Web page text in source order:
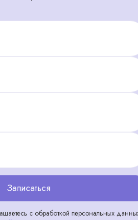
Записаться
с обработкой персональных